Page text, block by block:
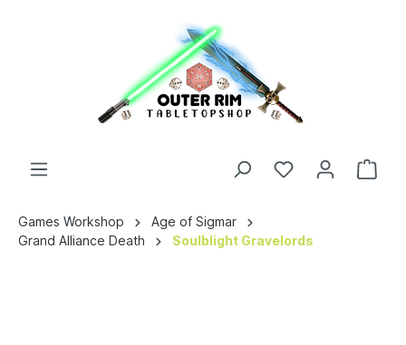
Games Workshop
Age of Sigmar
Grand Alliance Death
Soulblight Gravelords